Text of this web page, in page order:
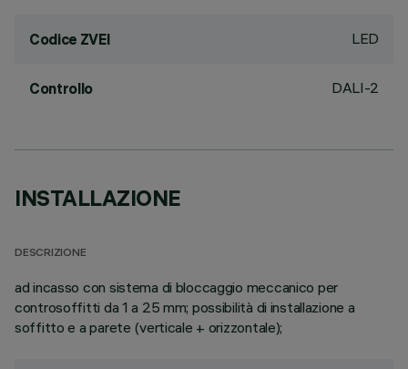
Codice ZVEI LED
Controllo DALI-2
INSTALLAZIONE
DESCRIZIONE
ad incasso con sistema di bloccaggio meccanico per
controsoffitti da 1 a 25 mm; possibilità di installazione a
soffitto e a parete (verticale + orizzontale);